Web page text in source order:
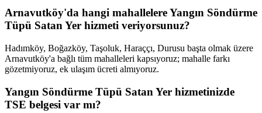
Arnavutköy'da hangi mahallelere Yangın Söndürme
Tüpü Satan Yer hizmeti veriyorsunuz?
Hadımköy, Boğazköy, Taşoluk, Haraççı, Durusu başta olmak üzere
Arnavutköy'a bağlı tüm mahalleleri kapsıyoruz; mahalle farkı
gözetmiyoruz, ek ulaşım ücreti almıyoruz.
Yangın Söndürme Tüpü Satan Yer hizmetinizde
TSE belgesi var mı?